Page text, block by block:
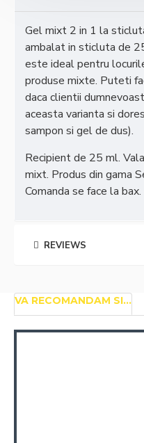
Gel mixt 2 in 1 la
ambalat in sticluta de
este ideal pentru
produse mixte. Puteti
daca clientii
aceasta varianta si
sampon si gel de dus).
Recipient de 25 ml.
mixt. Produs din gama
Comanda se face la bax.
REVIEWS
VA RECOMANDAM SI...